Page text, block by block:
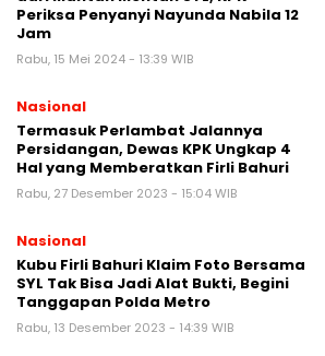
Periksa Penyanyi Nayunda Nabila 12
Jam
Rabu, 15 Mei 2024 - 13:39 WIB
Nasional
Termasuk Perlambat Jalannya
Persidangan, Dewas KPK Ungkap 4
Hal yang Memberatkan Firli Bahuri
Rabu, 27 Desember 2023 - 15:04 WIB
Nasional
Kubu Firli Bahuri Klaim Foto Bersama
SYL Tak Bisa Jadi Alat Bukti, Begini
Tanggapan Polda Metro
Rabu, 13 Desember 2023 - 14:39 WIB